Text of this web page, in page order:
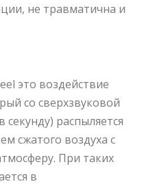
не травматична и
это воздействие
со сверхзвуковой
распыляется
сжатого воздуха с
При таких
в